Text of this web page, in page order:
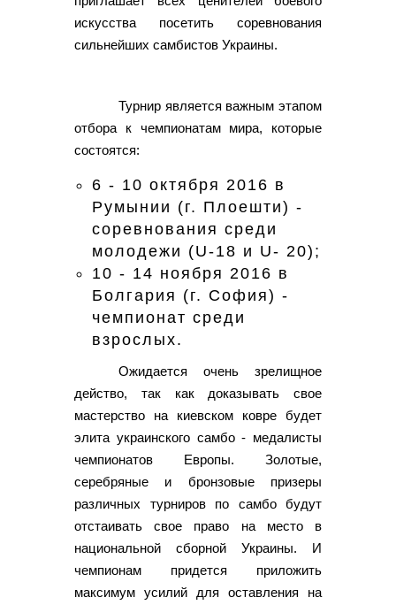
искусства посетить соревнования
сильнейших самбистов Украины.
Турнир является важным этапом
отбора к чемпионатам мира, которые
состоятся:
6 - 10 октября 2016 в
Румынии (г. Плоешти) -
соревнования среди
молодежи (U-18 и U- 20);
10 - 14 ноября 2016 в
Болгария (г. София) -
чемпионат среди
взрослых.
Ожидается очень зрелищное
действо, так как доказывать свое
мастерство на киевском ковре будет
элита украинского самбо - медалисты
чемпионатов Европы. Золотые,
серебряные и бронзовые призеры
различных турниров по самбо будут
отстаивать свое право на место в
национальной сборной Украины. И
чемпионам придется приложить
максимум усилий для оставления на